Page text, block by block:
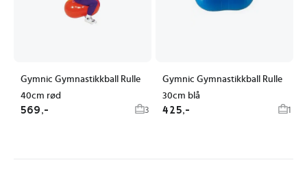
Gymnic Gymnastikkball Rulle
40cm rød
569,- 3
Gymnic Gymnastikkball Rulle
30cm blå
425,- 1